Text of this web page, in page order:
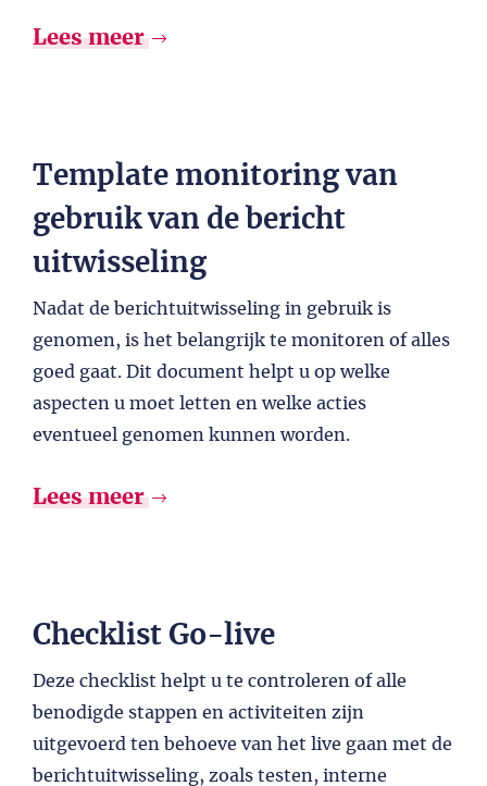
Lees meer
Template monitoring van
gebruik van de bericht
uitwisseling
Nadat de berichtuitwisseling in gebruik is
genomen, is het belangrijk te monitoren of alles
goed gaat. Dit document helpt u op welke
aspecten u moet letten en welke acties
eventueel genomen kunnen worden.
Lees meer
Checklist Go-live
Deze checklist helpt u te controleren of alle
benodigde stappen en activiteiten zijn
uitgevoerd ten behoeve van het live gaan met de
berichtuitwisseling, zoals testen, interne